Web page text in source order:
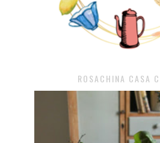
ROSACHINA CASA